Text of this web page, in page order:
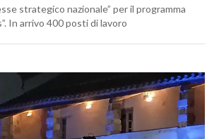
strategico nazionale” per il programma
In arrivo 400 posti di lavoro